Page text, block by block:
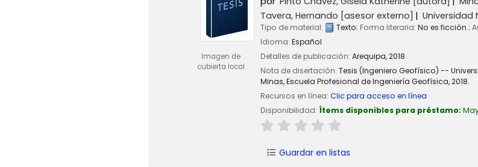
Imagen de
cubierta local
Tavera, Hernando [asesor externo] Universidad
Tipo de material: Texto; Forma literaria: No es ficción ;
Idioma: Español
Detalles de publicación: Arequipa,2018
Nota de disertación: Tesis (Ingeniero Geofísico) --
Minas, Escuela Profesional de Ingeniería Geofísica, 2018.
Recursos en línea: Clic para acceso en línea
Disponibilidad: Ítems disponibles para préstamo:
Guardar en listas